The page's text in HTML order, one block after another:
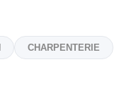
CHARPENTERIE